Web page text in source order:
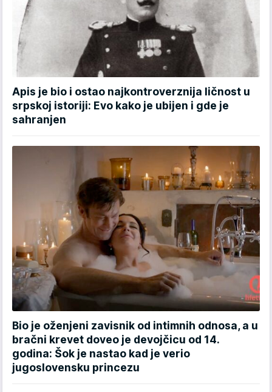
Apis je bio i ostao najkontroverznija ličnost u
srpskoj istoriji: Evo kako je ubijen i gde je
sahranjen
Bio je oženjeni zavisnik od intimnih odnosa, a u
bračni krevet doveo je devojčicu od 14.
godina: Šok je nastao kad je verio
jugoslovensku princezu